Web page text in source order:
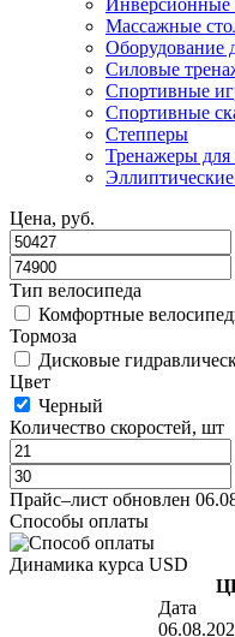
Инверсионные
Массажные
Оборудование
Силовые
Спортивные
Спортивные
Степперы
Тренажеры для
Цена, руб.
Тип велосипеда
Комфортные
Тормоза
Дисковые
Цвет
Черный
Количество скоростей, шт
Прайс–лист обновлен
Способы оплаты
Динамика курса USD
Дата